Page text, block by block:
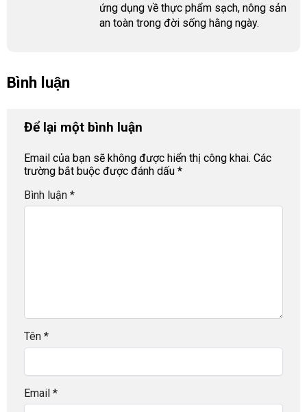
ứng dụng về thực phẩm sạch, nông sản
an toàn trong đời sống hằng ngày.
Bình luận
Để lại một bình luận
Email của bạn sẽ không được hiển thị công khai. Các
trường bắt buộc được đánh dấu *
Bình luận *
Tên *
Email *